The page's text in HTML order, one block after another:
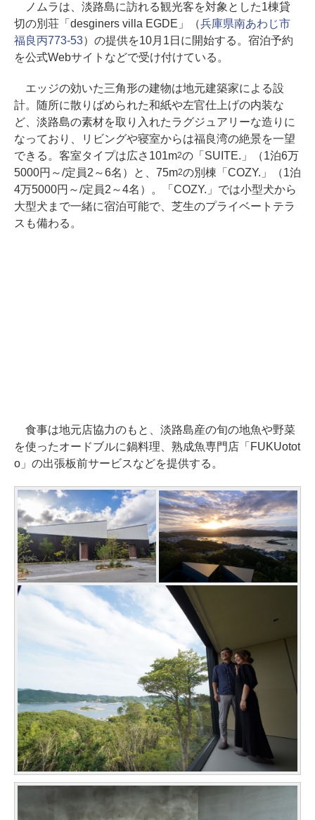
ノムラは、淡路島に訪れる観光客を対象とした1棟貸
切の別荘「desginers villa EGDE」（兵庫県南あわじ市
福良丙773-53）の提供を10月1日に開始する。宿泊予約
を公式Webサイトなどで受け付けている。
エッジの効いた三角形の建物は地元建築家による設
計。随所に散りばめられた和紙や左官仕上げの内装な
ど、淡路島の素材を取り入れたラグジュアリーな造りに
なっており、リビングや寝室からは福良湾の絶景を一望
できる。客室タイプは広さ101m2の「SUITE.」（1泊6万
5000円～/定員2～6名）と、75m2の別棟「COZY.」（1泊
4万5000円～/定員2～4名）。「COZY.」では小型犬から
大型犬まで一緒に宿泊可能で、芝生のプライベートテラ
スも備わる。
食事は地元店協力のもと、淡路島産の旬の地魚や野菜
を使ったオードブルに鍋料理、熟成魚専門店「FUKUotot
o」の出張板前サービスなどを提供する。